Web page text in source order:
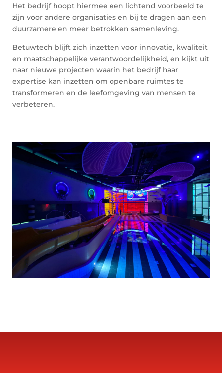
Het bedrijf hoopt hiermee een lichtend voorbeeld te
zijn voor andere organisaties en bij te dragen aan een
duurzamere en meer betrokken samenleving.
Betuwtech blijft zich inzetten voor innovatie, kwaliteit
en maatschappelijke verantwoordelijkheid, en kijkt uit
naar nieuwe projecten waarin het bedrijf haar
expertise kan inzetten om openbare ruimtes te
transformeren en de leefomgeving van mensen te
verbeteren.